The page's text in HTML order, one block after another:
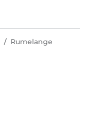
Rumelange